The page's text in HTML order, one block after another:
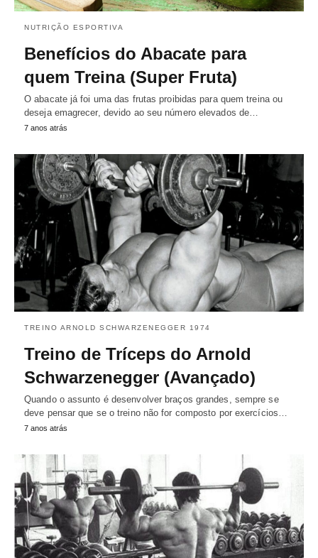
NUTRIÇÃO ESPORTIVA
Benefícios do Abacate para
quem Treina (Super Fruta)
O abacate já foi uma das frutas proibidas para quem treina ou
deseja emagrecer, devido ao seu número elevados de…
7 anos atrás
TREINO ARNOLD SCHWARZENEGGER 1974
Treino de Tríceps do Arnold
Schwarzenegger (Avançado)
Quando o assunto é desenvolver braços grandes, sempre se
deve pensar que se o treino não for composto por exercícios…
7 anos atrás